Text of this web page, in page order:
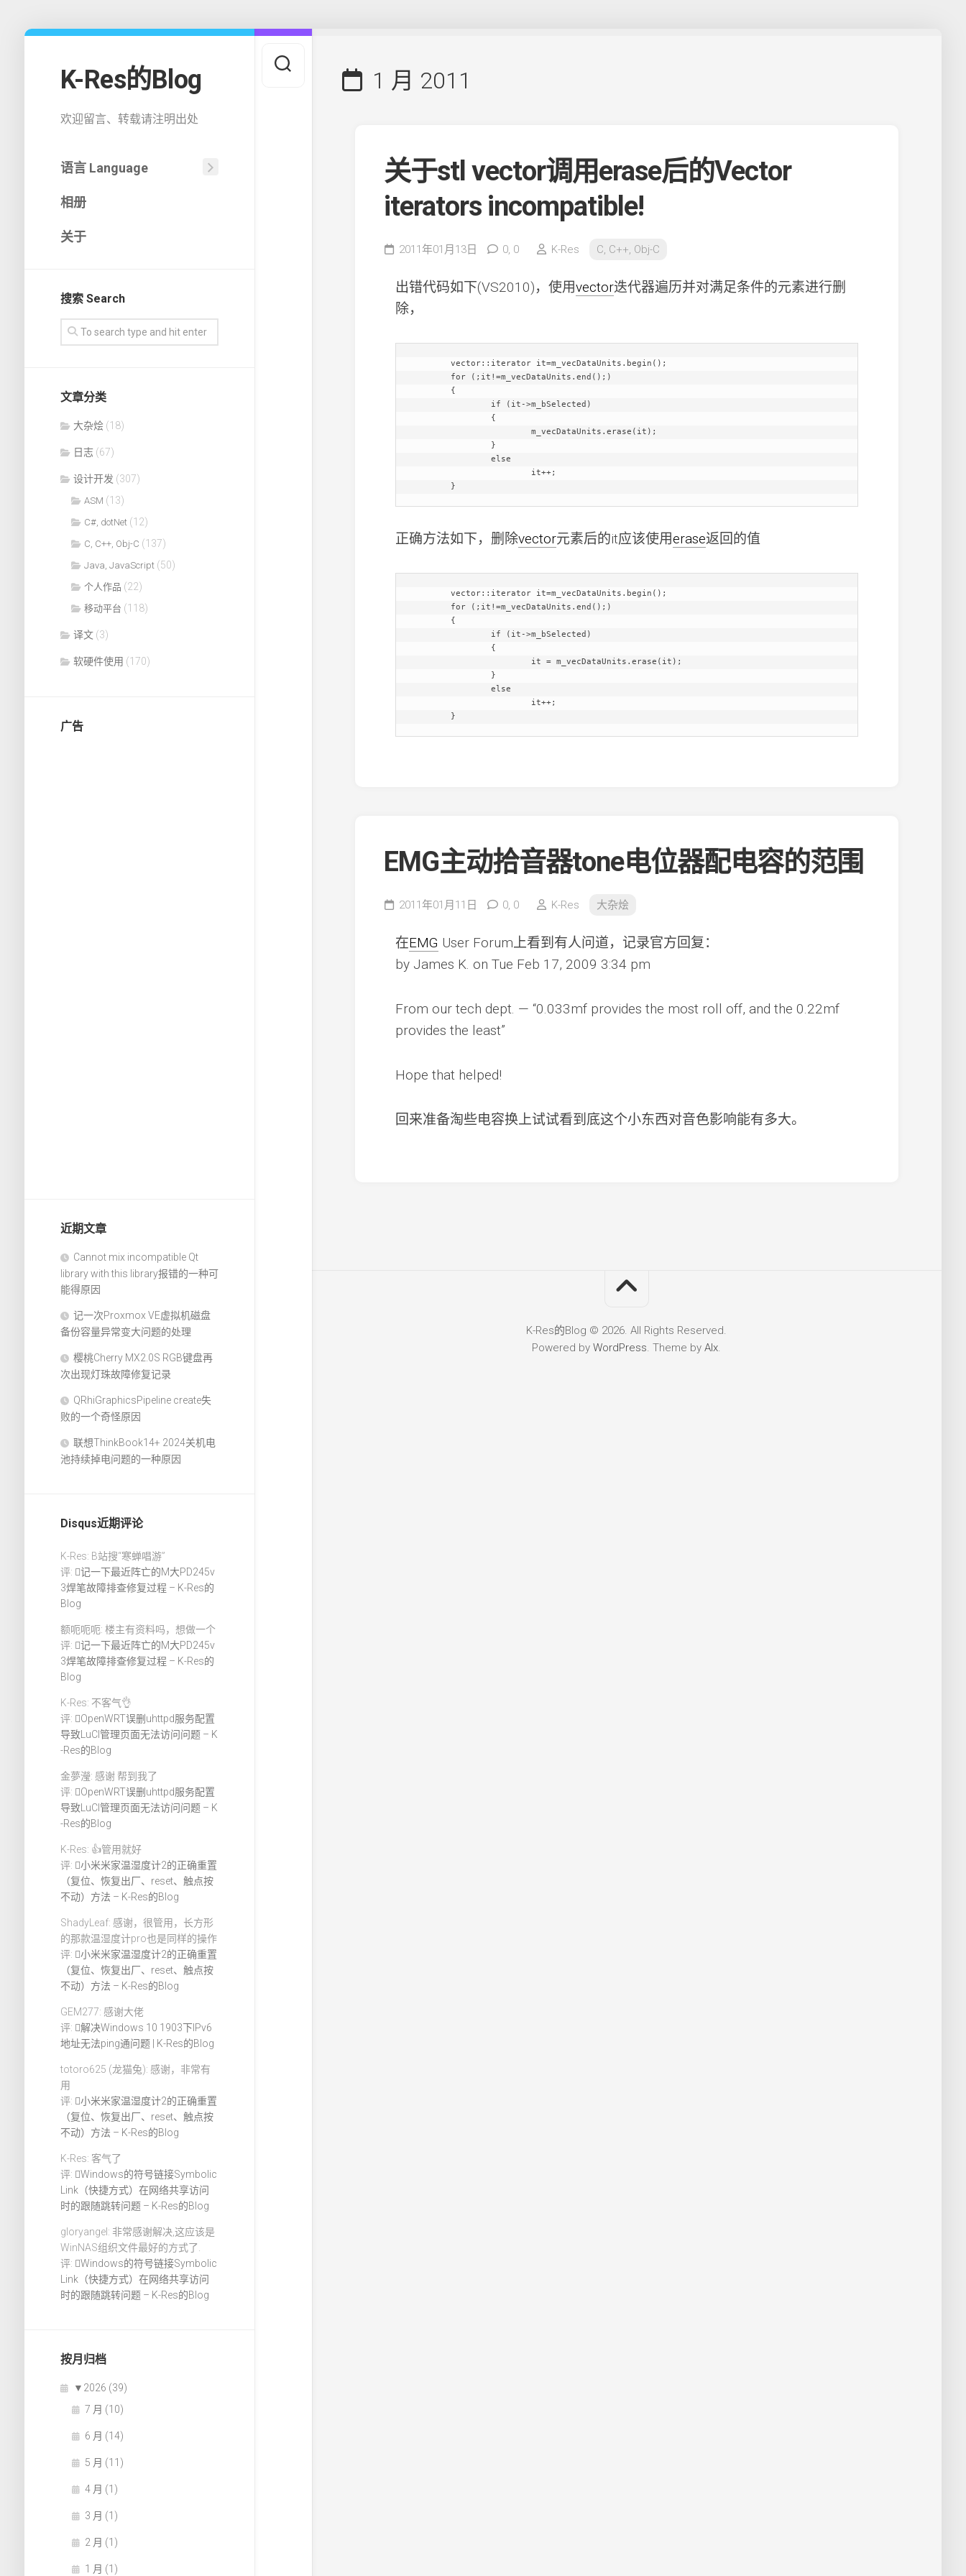
K-Res的Blog
欢迎留言、转载请注明出处
语言 Language
相册
关于
搜索 Search
文章分类
大杂烩 (18)
日志(67)
设计开发 (307)
ASM (13)
C#, dotNet(12)
C, C++, Obj-C (137)
Java, JavaScript(50)
个人作品 (22)
移动平台 (118)
译文(3)
软硬件使用 (170)
广告
近期文章
Cannot mix incompatible Qt
library with this library报错的一种可
能得原因
记一次Proxmox VE虚拟机磁盘
备份容量异常变大问题的处理
樱桃Cherry MX2.0S RGB键盘再
次出现灯珠故障修复记录
QRhiGraphicsPipeline create失
败的一个奇怪原因
联想ThinkBook14+ 2024关机电
池持续掉电问题的一种原因
Disqus近期评论
K-Res: B站搜“寒蝉唱游”
评:
记一下最近阵亡的M大PD245v
3焊笔故障排查修复过程 – K-Res的
Blog
额呃呃呃: 楼主有资料吗，想做一个
评:
记一下最近阵亡的M大PD245v
3焊笔故障排查修复过程 – K-Res的
Blog
K-Res: 不客气👌
评:
OpenWRT误删uhttpd服务配置
导致LuCI管理页面无法访问问题 – K
-Res的Blog
金夢瀅: 感谢 帮到我了
评:
OpenWRT误删uhttpd服务配置
导致LuCI管理页面无法访问问题 – K
-Res的Blog
K-Res: 👍管用就好
评:
小米米家温湿度计2的正确重置
（复位、恢复出厂、reset、触点按
不动）方法 – K-Res的Blog
ShadyLeaf: 感谢，很管用，长方形
的那款温湿度计pro也是同样的操作
评:
小米米家温湿度计2的正确重置
（复位、恢复出厂、reset、触点按
不动）方法 – K-Res的Blog
GEM277: 感谢大佬
评:
解决Windows 10 1903下IPv6
地址无法ping通问题 | K-Res的Blog
totoro625 (龙猫兔): 感谢，非常有
用
评:
小米米家温湿度计2的正确重置
（复位、恢复出厂、reset、触点按
不动）方法 – K-Res的Blog
K-Res: 客气了
评:
Windows的符号链接Symbolic
Link（快捷方式）在网络共享访问
时的跟随跳转问题 – K-Res的Blog
gloryangel: 非常感谢解决,这应该是
WinNAS组织文件最好的方式了.
评:
Windows的符号链接Symbolic
Link（快捷方式）在网络共享访问
时的跟随跳转问题 – K-Res的Blog
按月归档
▼ 2026 (39)
7 月 (10)
6 月 (14)
5 月 (11)
4 月 (1)
3 月 (1)
2 月 (1)
1 月 (1)
1 月 2011
关于stl vector调用erase后的Vector
iterators incompatible!
2011年01月13日 0, 0 K-Res C, C++, Obj-C
出错代码如下(VS2010)，使用vector迭代器遍历并对满足条件的元素进行删
除，
	vector
::iterator it=m_vecDataUnits.begin();
			m_vecDataUnits.erase(it);
		else
正确方法如下，删除vector元素后的it应该使用erase返回的值
	vector
::iterator it=m_vecDataUnits.begin();
		else
EMG主动拾音器tone电位器配电容的范围
2011年01月11日 0, 0 K-Res 大杂烩
在EMG User Forum上看到有人问道，记录官方回复：
by James K. on Tue Feb 17, 2009 3:34 pm
From our tech dept. — “0.033mf provides the most roll off, and the 0.22mf
provides the least”
Hope that helped!
回来准备淘些电容换上试试看到底这个小东西对音色影响能有多大。
K-Res的Blog © 2026. All Rights Reserved.
Powered byWordPress. Theme byAlx.